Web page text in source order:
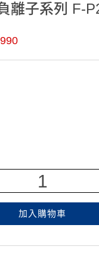
離子系列 F-
1
加入購物車